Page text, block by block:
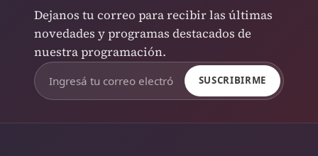
Dejanos tu correo para recibir las últimas
novedades y programas destacados de
nuestra programación.
SUSCRIBIRME